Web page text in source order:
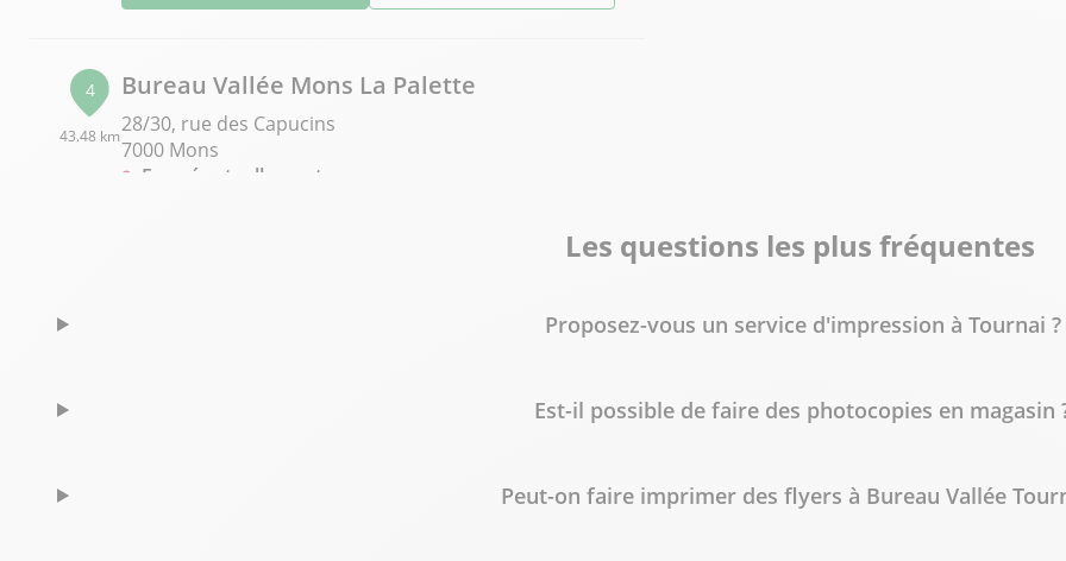
4
43.48 km
Bureau Vallée Mons La Palette
28/30, rue des Capucins
7000 Mons
Fermé actuellement
Les questions les plus fréquentes
Proposez-vous un service d'impression à Tournai ?
Est-il possible de faire des photocopies en magasin
Peut-on faire imprimer des flyers à Bureau Vallée